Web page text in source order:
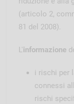
(articolo 2,
81 del 2008).
L'informazione
i rischi per
connessi
rischi